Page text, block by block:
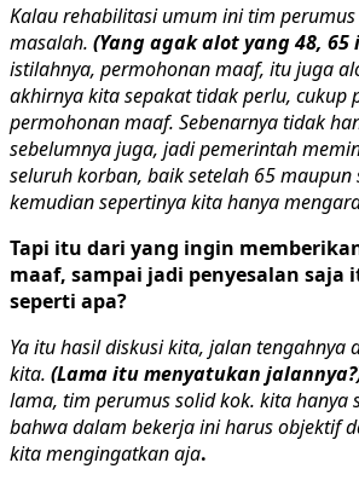
Kalau rehabilitasi umum ini tim
masalah. (Yang agak alot yang 48, 65
istilahnya, permohonan maaf, itu juga
akhirnya kita sepakat tidak perlu, cukup
permohonan maaf. Sebenarnya tidak
sebelumnya juga, jadi pemerintah
seluruh korban, baik setelah 65 maupun
kemudian sepertinya kita hanya
Tapi itu dari yang ingin
maaf, sampai jadi penyesalan saja
seperti apa?
Ya itu hasil diskusi kita, jalan tengahnya
kita. (Lama itu menyatukan
lama, tim perumus solid kok. kita hanya
bahwa dalam bekerja ini harus objektif
kita mengingatkan aja.